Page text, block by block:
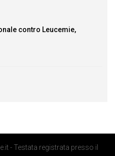
contro Leucemie,
- Testata registrata presso il